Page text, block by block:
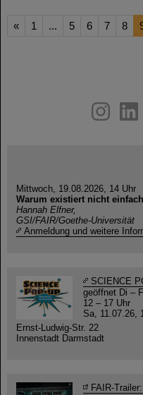
« 1 ... 5 6 7 8
youtube
Mittwoch, 19.08.2026, 14 Uhr
Warum existiert nicht
Hannah Elfner,
GSI/FAIR/Goethe-Universität
Anmeldung und weitere
SCIENCE
geöffnet Di –
12 – 17 Uhr
Sa, 11.07.26,
Ernst-Ludwig-Str. 22
Innenstadt Darmstadt
FAIR-